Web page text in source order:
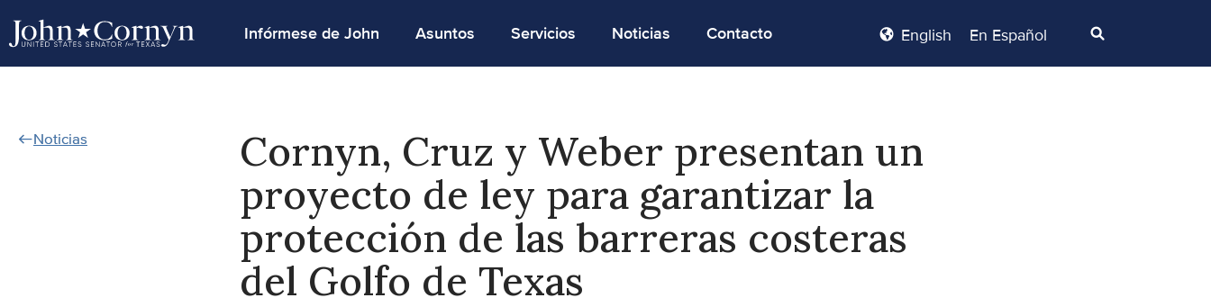
Infórmese de John Asuntos Servicios Noticias Contacto English En Español
Noticias
Cornyn, Cruz y Weber presentan un
proyecto de ley para garantizar la
protección de las barreras costeras
del Golfo de Texas